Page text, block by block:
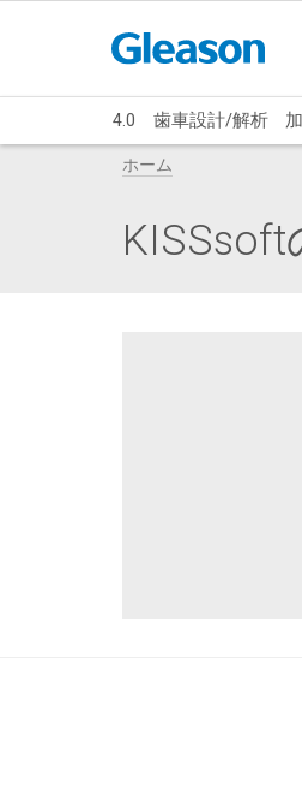
4.0 歯車設計/解析
ホーム
KISSsoft